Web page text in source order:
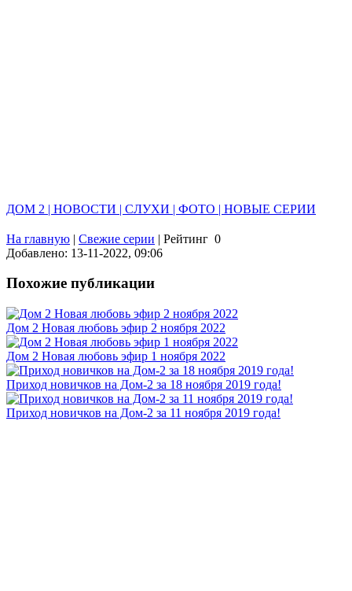
ДОМ 2 | НОВОСТИ | СЛУХИ | ФОТО | НОВЫЕ СЕРИИ
На главную | Свежие серии | Рейтинг 0
Добавлено: 13-11-2022, 09:06
Похожие публикации
Дом 2 Новая любовь эфир 2 ноября 2022
Дом 2 Новая любовь эфир 1 ноября 2022
Приход новичков на Дом-2 за 18 ноября 2019 года!
Приход новичков на Дом-2 за 11 ноября 2019 года!